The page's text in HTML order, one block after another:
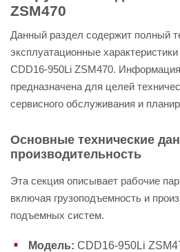
ZSM470
Данный раздел содержит полный
эксплуатационные
CDD16-950Li ZSM470.
предназначена для целей
сервисного обслуживания и
Основные технические
производительность
Эта секция описывает рабочие
включая грузоподъемность и
подъемных систем.
Модель: CDD16-950Li